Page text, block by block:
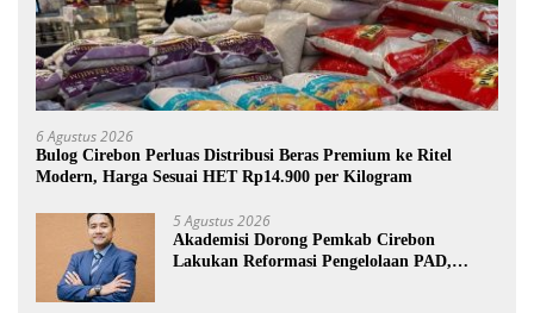
6 Agustus 2026
Bulog Cirebon Perluas Distribusi Beras Premium ke Ritel
Modern, Harga Sesuai HET Rp14.900 per Kilogram
5 Agustus 2026
Akademisi Dorong Pemkab Cirebon
Lakukan Reformasi Pengelolaan PAD,